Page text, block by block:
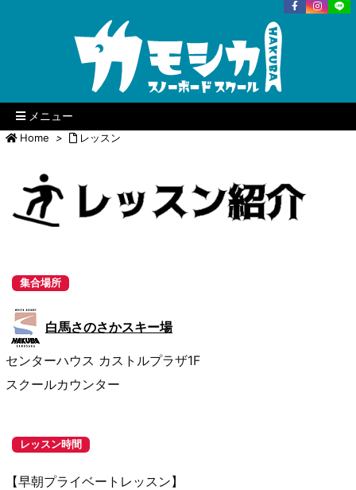
メニュー
Home > レッスン
集合場所
白馬さのさかスキー場
センターハウス カストルプラザ1F
スクールカウンター
レッスン時間
【早朝プライベートレッスン】